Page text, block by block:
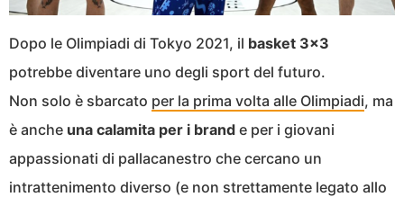
Dopo le Olimpiadi di Tokyo 2021, il basket 3×3
potrebbe diventare uno degli sport del futuro.
Non solo è sbarcato per la prima volta alle Olimpiadi, ma
è anche una calamita per i brand e per i giovani
appassionati di pallacanestro che cercano un
intrattenimento diverso (e non strettamente legato allo